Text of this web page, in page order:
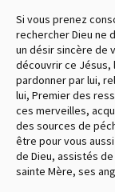
Si vous prenez
rechercher Dieu ne
un désir sincère de
découvrir ce Jésus,
pardonner par lui,
lui, Premier des
ces merveilles,
des sources de
être pour vous
de Dieu, assistés
sainte Mère, ses